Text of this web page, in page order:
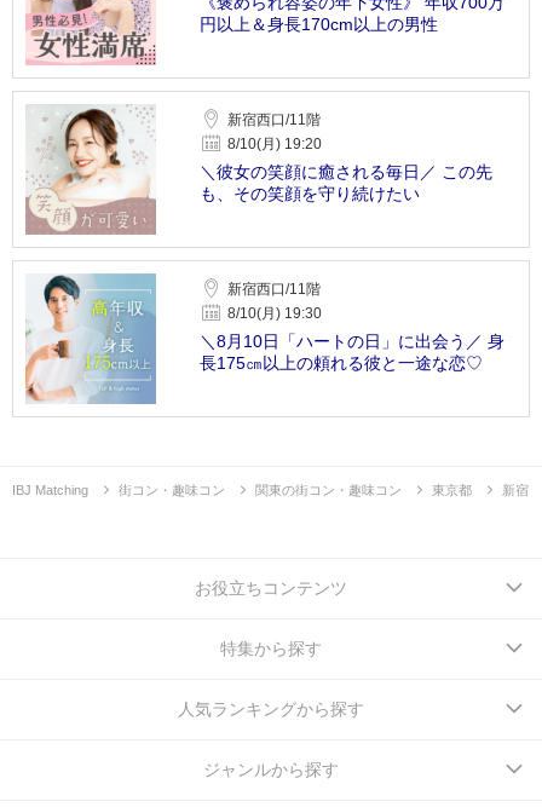
円以上＆身長170cm以上の男性
新宿西口/11階
8/10(月) 19:20
＼彼女の笑顔に癒される毎日／ この先
も、その笑顔を守り続けたい
新宿西口/11階
8/10(月) 19:30
＼8月10日「ハートの日」に出会う／ 身
長175㎝以上の頼れる彼と一途な恋♡
IBJ Matching 街コン・趣味コン 関東の街コン・趣味コン 東京都 新宿
お役立ちコンテンツ
特集から探す
人気ランキングから探す
ジャンルから探す